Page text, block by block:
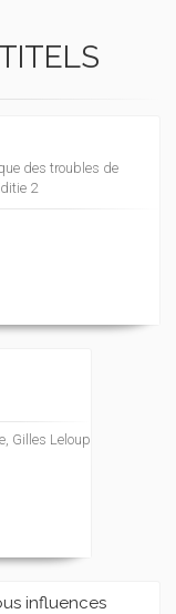
des troubles de
2
Gilles Leloup
influences